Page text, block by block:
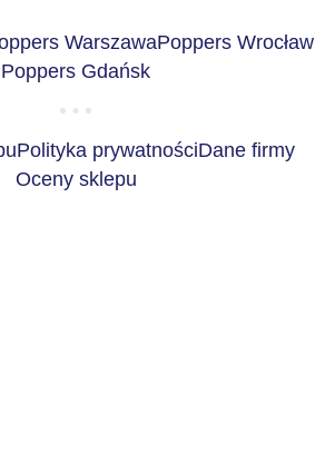
WarszawaPoppers Wrocław
Poppers Gdańsk
Polityka prywatnościDane firmy
Oceny sklepu